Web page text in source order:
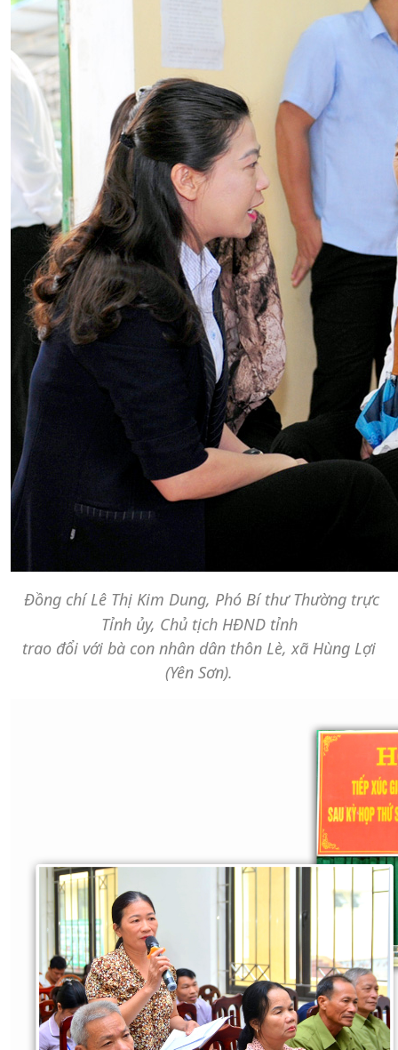
Đồng chí Lê Thị Kim Dung, Phó Bí thư Thường trực
Tỉnh ủy, Chủ tịch HĐND tỉnh
trao đổi với bà con nhân dân thôn Lè, xã Hùng Lợi
(Yên Sơn).